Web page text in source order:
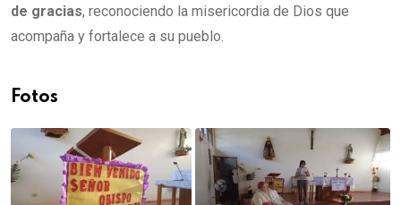
de gracias, reconociendo la misericordia de Dios que
acompaña y fortalece a su pueblo.
Fotos